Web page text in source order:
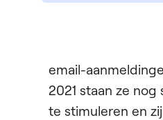
email-
2021 staan ze
te stimuleren en